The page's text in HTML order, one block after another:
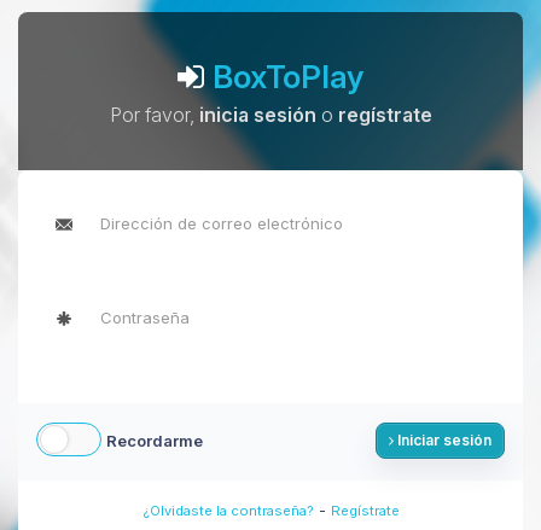
BoxToPlay
Por favor, inicia sesión o regístrate
Recordarme Iniciar sesión
¿Olvidaste la contraseña? - Regístrate